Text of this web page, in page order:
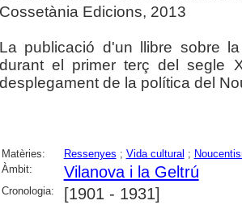
Cossetània Edicions, 2013
La publicació d'un llibre sobre
durant el primer terç del segle
desplegament de la política del
Matèries: Ressenyes ; Vida cultural ;
Àmbit:
Vilanova i la Geltrú
Cronologia: [1901 - 1931]